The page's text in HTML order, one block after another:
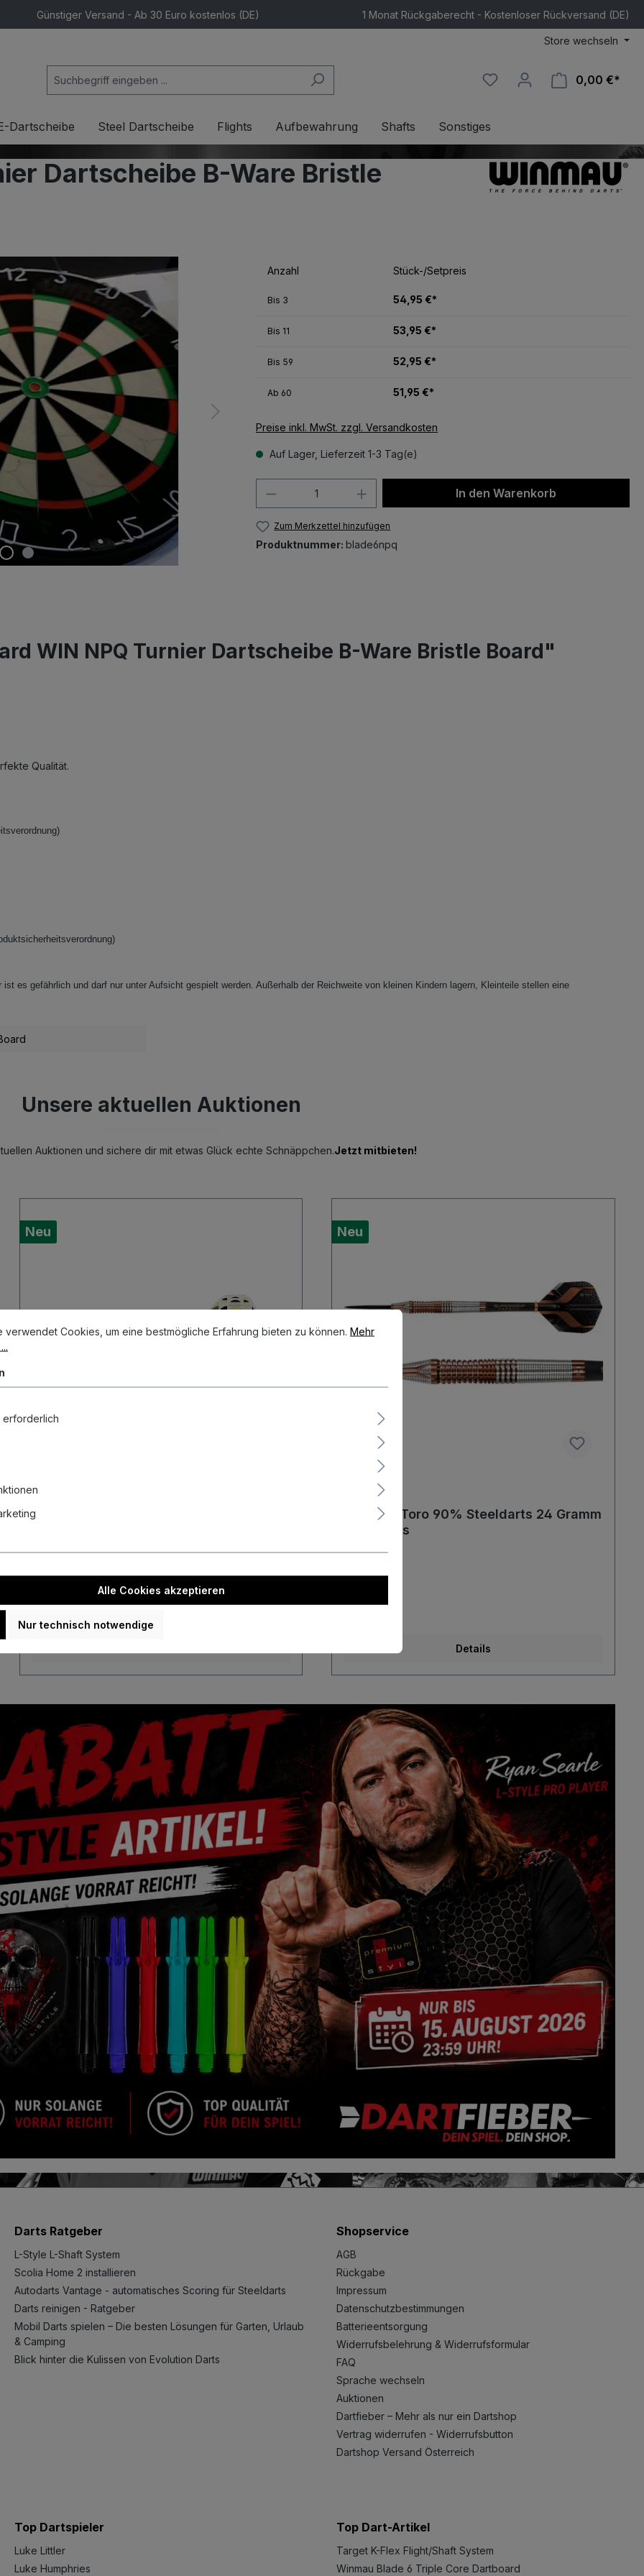
Günstiger Versand - Ab 30 Euro kostenlos (DE) 1 Monat Rückgaberecht - Kostenloser Rückversand (DE)
Store wechseln
0,00 €*
Dartscheibe Steel Dartscheibe Flights Aufbewahrung Shafts Sonstiges
Dartscheibe B-Ware Bristle
Anzahl Stück-/Setpreis
Bis 3 54,95 €*
Bis 11 53,95 €*
Bis 59 52,95 €*
Ab 60 51,95 €*
Preise inkl. MwSt. zzgl. Versandkosten
Auf Lager, Lieferzeit 1-3 Tag(e)
Produkt Anzahl: Gib den gewünschten Wert
In den Warenkorb
Zum Merkzettel hinzufügen
Produktnummer: blade6npq
WIN NPQ Turnier Dartscheibe B-Ware Bristle Board"
Qualität.
es gefährlich und darf nur unter Aufsicht gespielt werden. Außerhalb der Reichweite von kleinen Kindern lagern, Kleinteile stellen eine
Unsere aktuellen Auktionen
Auktionen und sichere dir mit etwas Glück echte Schnäppchen.Jetzt mitbieten!
Neu
Target Luke Littler Edge Swiss Point
Neu
Harrows Toro 90% Steeldarts 24 Gramm
Steeldarts
Details
Darts Ratgeber
L-Style L-Shaft System
Scolia Home 2 installieren
Autodarts Vantage - automatisches Scoring für Steeldarts
Darts reinigen - Ratgeber
Mobil Darts spielen – Die besten Lösungen für Garten, Urlaub
& Camping
Blick hinter die Kulissen von Evolution Darts
Shopservice
AGB
Rückgabe
Impressum
Datenschutzbestimmungen
Batterieentsorgung
Widerrufsbelehrung & Widerrufsformular
FAQ
Sprache wechseln
Auktionen
Dartfieber – Mehr als nur ein Dartshop
Vertrag widerrufen - Widerrufsbutton
Dartshop Versand Österreich
Top Dartspieler
Luke Littler
Luke Humphries
Top Dart-Artikel
Target K-Flex Flight/Shaft System
Winmau Blade 6 Triple Core Dartboard
Cookies, um eine bestmögliche Erfahrung bieten zu können.
Mehr Informationen ...
verwendet Cookies, um eine bestmögliche Erfahrung bieten zu können. Mehr
erforderlich
Alle Cookies akzeptieren
Nur technisch notwendige